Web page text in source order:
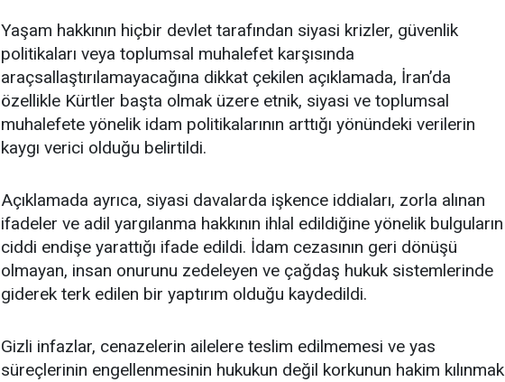
Yaşam hakkının hiçbir devlet tarafından siyasi krizler, güvenlik
politikaları veya toplumsal muhalefet karşısında
araçsallaştırılamayacağına dikkat çekilen açıklamada, İran’da
özellikle Kürtler başta olmak üzere etnik, siyasi ve toplumsal
muhalefete yönelik idam politikalarının arttığı yönündeki verilerin
kaygı verici olduğu belirtildi.
Açıklamada ayrıca, siyasi davalarda işkence iddiaları, zorla alınan
ifadeler ve adil yargılanma hakkının ihlal edildiğine yönelik bulguların
ciddi endişe yarattığı ifade edildi. İdam cezasının geri dönüşü
olmayan, insan onurunu zedeleyen ve çağdaş hukuk sistemlerinde
giderek terk edilen bir yaptırım olduğu kaydedildi.
Gizli infazlar, cenazelerin ailelere teslim edilmemesi ve yas
süreçlerinin engellenmesinin hukukun değil korkunun hakim kılınmak